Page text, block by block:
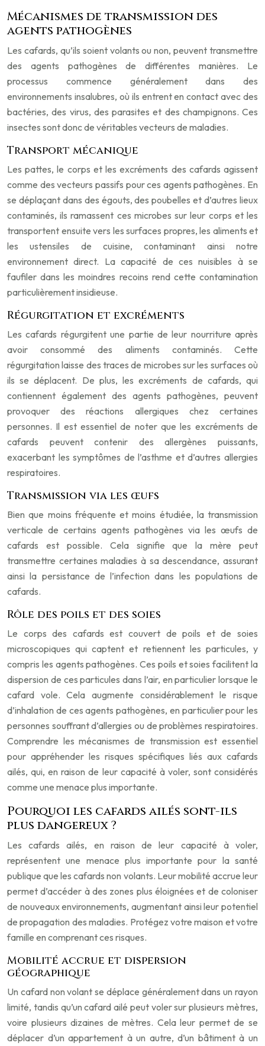
Mécanismes de transmission des
agents pathogènes
Les cafards, qu’ils soient volants ou non, peuvent transmettre
des agents pathogènes de différentes manières. Le
processus commence généralement dans des
environnements insalubres, où ils entrent en contact avec des
bactéries, des virus, des parasites et des champignons. Ces
insectes sont donc de véritables vecteurs de maladies.
Transport mécanique
Les pattes, le corps et les excréments des cafards agissent
comme des vecteurs passifs pour ces agents pathogènes. En
se déplaçant dans des égouts, des poubelles et d’autres lieux
contaminés, ils ramassent ces microbes sur leur corps et les
transportent ensuite vers les surfaces propres, les aliments et
les ustensiles de cuisine, contaminant ainsi notre
environnement direct. La capacité de ces nuisibles à se
faufiler dans les moindres recoins rend cette contamination
particulièrement insidieuse.
Régurgitation et excréments
Les cafards régurgitent une partie de leur nourriture après
avoir consommé des aliments contaminés. Cette
régurgitation laisse des traces de microbes sur les surfaces où
ils se déplacent. De plus, les excréments de cafards, qui
contiennent également des agents pathogènes, peuvent
provoquer des réactions allergiques chez certaines
personnes. Il est essentiel de noter que les excréments de
cafards peuvent contenir des allergènes puissants,
exacerbant les symptômes de l’asthme et d’autres allergies
respiratoires.
Transmission via les œufs
Bien que moins fréquente et moins étudiée, la transmission
verticale de certains agents pathogènes via les œufs de
cafards est possible. Cela signifie que la mère peut
transmettre certaines maladies à sa descendance, assurant
ainsi la persistance de l’infection dans les populations de
cafards.
Rôle des poils et des soies
Le corps des cafards est couvert de poils et de soies
microscopiques qui captent et retiennent les particules, y
compris les agents pathogènes. Ces poils et soies facilitent la
dispersion de ces particules dans l’air, en particulier lorsque le
cafard vole. Cela augmente considérablement le risque
d’inhalation de ces agents pathogènes, en particulier pour les
personnes souffrant d’allergies ou de problèmes respiratoires.
Comprendre les mécanismes de transmission est essentiel
pour appréhender les risques spécifiques liés aux cafards
ailés, qui, en raison de leur capacité à voler, sont considérés
comme une menace plus importante.
Pourquoi les cafards ailés sont-ils
plus dangereux ?
Les cafards ailés, en raison de leur capacité à voler,
représentent une menace plus importante pour la santé
publique que les cafards non volants. Leur mobilité accrue leur
permet d’accéder à des zones plus éloignées et de coloniser
de nouveaux environnements, augmentant ainsi leur potentiel
de propagation des maladies. Protégez votre maison et votre
famille en comprenant ces risques.
Mobilité accrue et dispersion
géographique
Un cafard non volant se déplace généralement dans un rayon
limité, tandis qu’un cafard ailé peut voler sur plusieurs mètres,
voire plusieurs dizaines de mètres. Cela leur permet de se
déplacer d’un appartement à un autre, d’un bâtiment à un